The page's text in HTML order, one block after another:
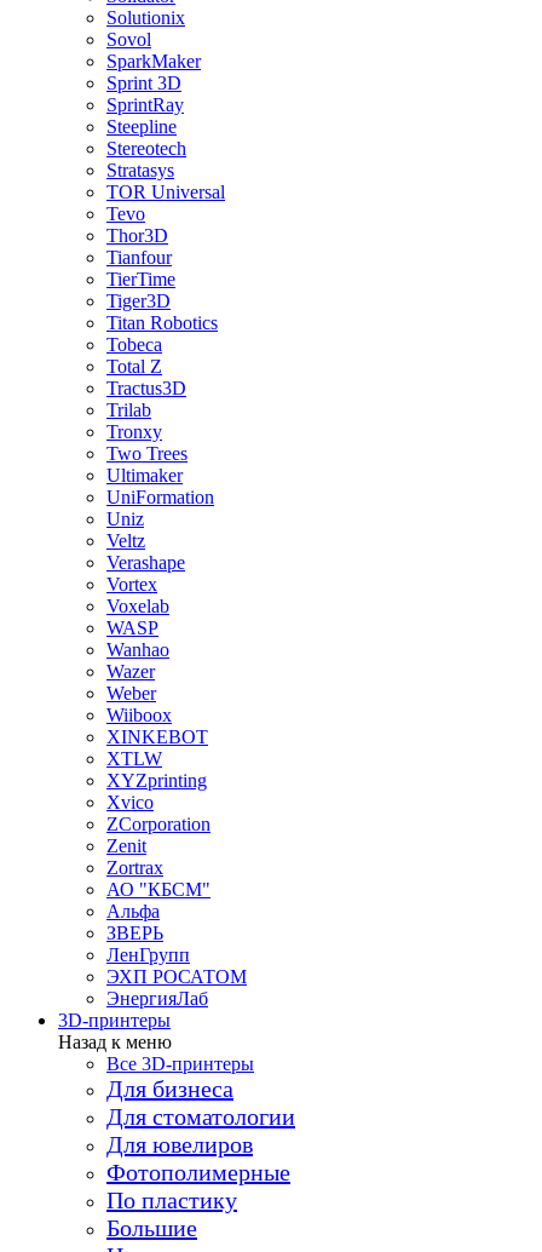
Solutionix
Sovol
SparkMaker
Sprint 3D
SprintRay
Steepline
Stereotech
Stratasys
TOR Universal
Tevo
Thor3D
Tianfour
TierTime
Tiger3D
Titan Robotics
Tobeca
Total Z
Tractus3D
Trilab
Tronxy
Two Trees
Ultimaker
UniFormation
Uniz
Veltz
Verashape
Vortex
Voxelab
WASP
Wanhao
Wazer
Weber
Wiiboox
XINKEBOT
XTLW
XYZprinting
Xvico
ZCorporation
Zenit
Zortrax
АО "КБСМ"
Альфа
ЗВЕРЬ
ЛенГрупп
ЭХП РОСАТОМ
ЭнергияЛаб
3D-принтеры
Назад к меню
Все 3D-принтеры
Для бизнеса
Для стоматологии
Для ювелиров
Фотополимерные
По пластику
Большие